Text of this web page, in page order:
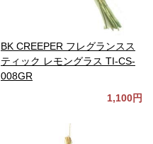
BK CREEPER フレグランスス
ティック レモングラス TI-CS-
008GR
1,100円